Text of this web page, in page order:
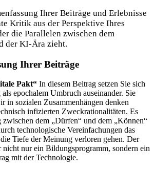
Ihrer Beiträge und Erlebnisse
Kritik aus der Perspektive Ihres
die Parallelen zwischen dem
der KI-Ära zieht.
Ihrer Beiträge
Pakt“ In diesem Beitrag setzen Sie sich
epochalem Umbruch auseinander. Sie
in sozialen Zusammenhängen denken
infizierten Zweckrationalitäten. Es
zwischen dem „Dürfen“ und dem „Können“
technologische Vereinfachungen das
Tiefe der Meinung verloren gehen. Der
nicht nur ein Bildungsprogramm, sondern ein
mit der Technologie.